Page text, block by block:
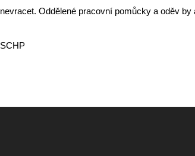
nevracet. Oddělené pracovní pomůcky a oděv
SCHP